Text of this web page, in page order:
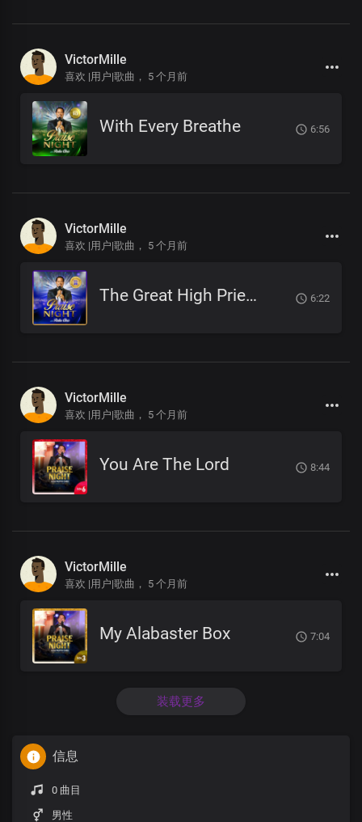
VictorMille
喜欢 |用户|歌曲， 5 个月前
With Every Breathe 6:56
VictorMille
喜欢 |用户|歌曲， 5 个月前
The Great High Priest 6:22
VictorMille
喜欢 |用户|歌曲， 5 个月前
You Are The Lord 8:44
VictorMille
喜欢 |用户|歌曲， 5 个月前
My Alabaster Box 7:04
装载更多
信息
0 曲目
男性